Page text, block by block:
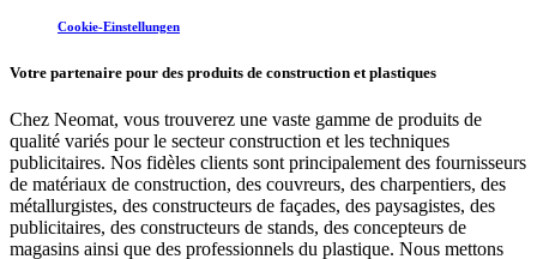
Cookie-Einstellungen
Votre partenaire pour des produits de construction et plastiques
Chez Neomat, vous trouverez une vaste gamme de produits de
qualité variés pour le secteur construction et les techniques
publicitaires. Nos fidèles clients sont principalement des fournisseurs
de matériaux de construction, des couvreurs, des charpentiers, des
métallurgistes, des constructeurs de façades, des paysagistes, des
publicitaires, des constructeurs de stands, des concepteurs de
magasins ainsi que des professionnels du plastique. Nous mettons